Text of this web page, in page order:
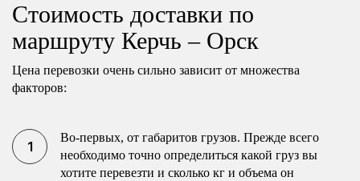
Стоимость доставки по
маршруту Керчь – Орск
Цена перевозки очень сильно зависит от множества
факторов:
Во-первых, от габаритов грузов. Прежде всего
необходимо точно определиться какой груз вы
хотите перевезти и сколько кг и объема он